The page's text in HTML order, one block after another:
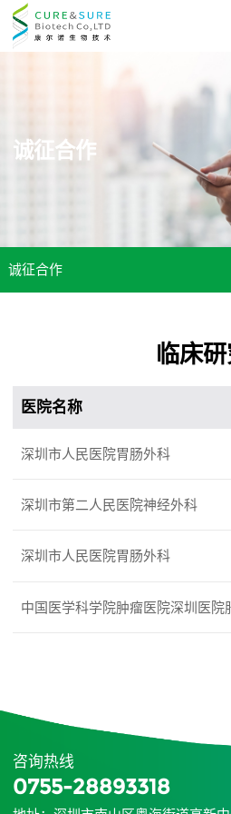
诚征合作
诚征合作
临床
医院名称
深圳市人民医院胃肠外科
深圳市第二人民医院神经外科
深圳市人民医院胃肠外科
中国医学科学院肿瘤医院深圳医院
咨询热线
0755-28893318